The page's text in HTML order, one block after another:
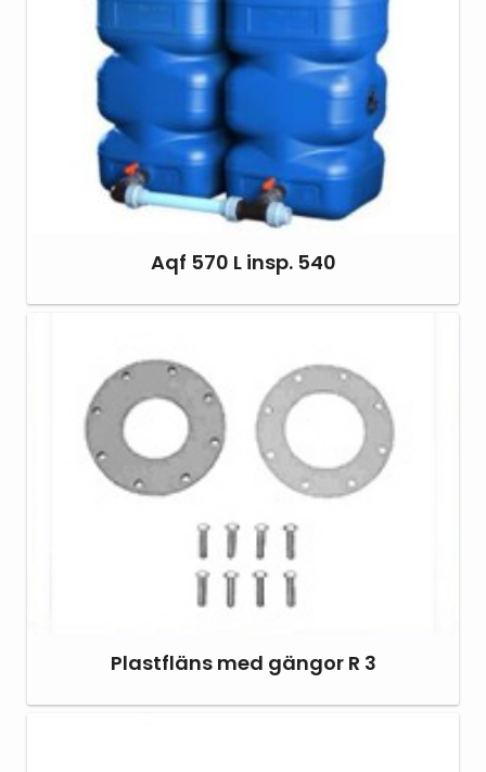
Aqf 570 L insp. 540
Plastfläns med gängor R 3